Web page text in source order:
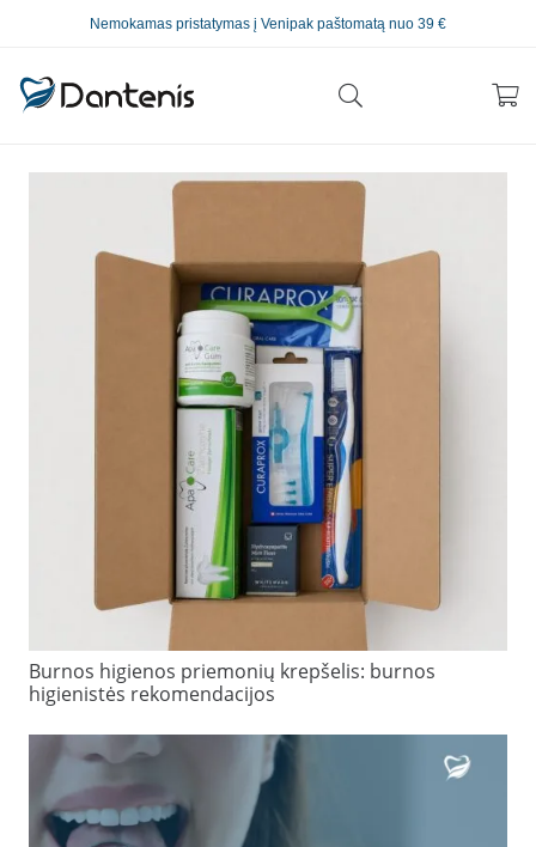
Nemokamas pristatymas į Venipak paštomatą nuo 39 €
Burnos higienos priemonių krepšelis: burnos
higienistės rekomendacijos